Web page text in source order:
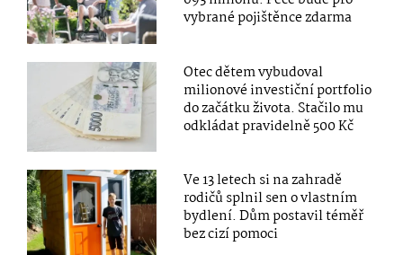
vybrané pojištěnce zdarma
Otec dětem vybudoval
milionové investiční portfolio
do začátku života. Stačilo mu
odkládat pravidelně 500 Kč
Ve 13 letech si na zahradě
rodičů splnil sen o vlastním
bydlení. Dům postavil téměř
bez cizí pomoci